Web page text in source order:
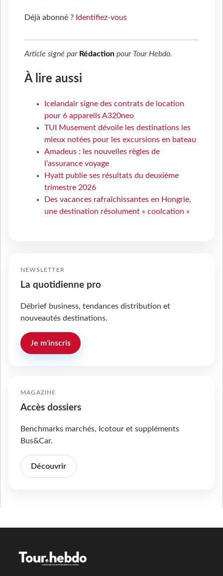
Déjà abonné ? Identifiez-vous
Article signé par Rédaction pour Tour Hebdo.
À lire aussi
Icelandair signe des contrats de location
pour 6 appareils A320neo
TUI Musement dévoile les destinations les
mieux notées pour les excursions en bateau
Amadeus : les nouvelles règles de
l’assurance voyage
Hyatt publie ses résultats du deuxième
trimestre 2026
Des vacances rafraîchissantes en Hongrie,
une destination résolument « coolcation »
NEWSLETTER
La quotidienne pro
Débrief business, tendances distribution et
nouveautés destinations.
Je m'inscris
MAGAZINE
Accès dossiers
Benchmarks marchés, Icotour et suppléments
Bus&Car.
Découvrir